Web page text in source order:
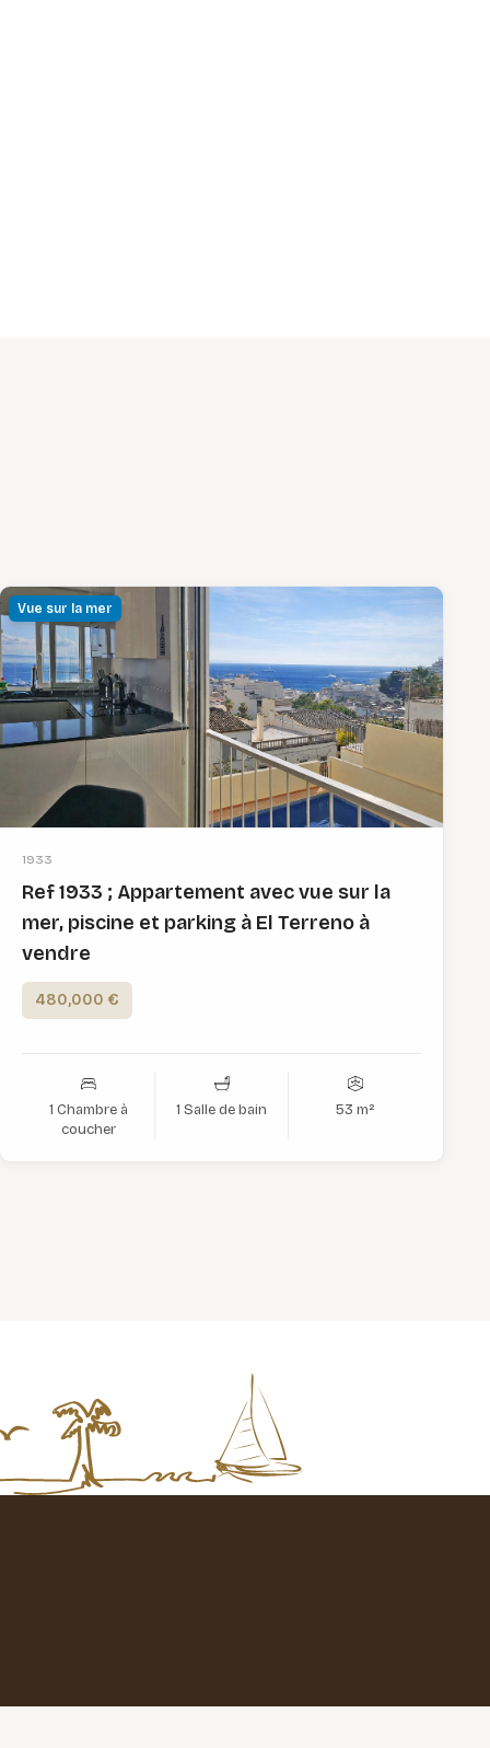
Vue sur la mer
1933
Ref 1933 ; Appartement avec vue sur la
mer, piscine et parking à El Terreno à
vendre
480,000 €
1 Chambre à
coucher
1 Salle de bain 53 m²